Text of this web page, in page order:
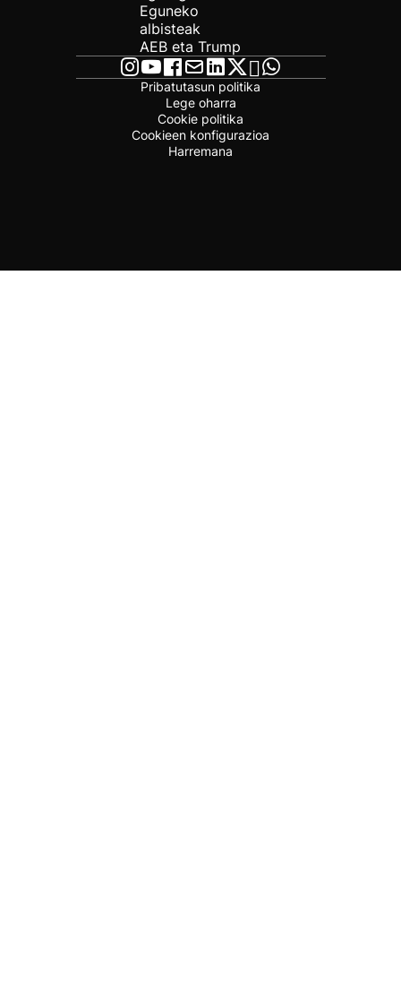
Eguneko
albisteak
AEB eta Trump
Pribatutasun politika
Lege oharra
Cookie politika
Cookieen konfigurazioa
Harremana